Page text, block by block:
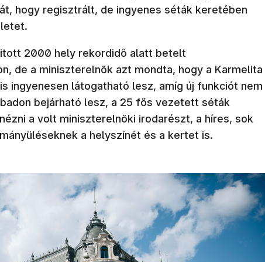
hogy regisztrált, de ingyenes séták keretében
2000 hely rekordidő alatt betelt
de a miniszterelnök azt mondta, hogy a Karmelita
ingyenesen látogatható lesz, amíg új funkciót nem
bejárható lesz, a 25 fős vezetett séták
a volt miniszterelnöki irodarészt, a híres, sok
a helyszínét és a kertet is.